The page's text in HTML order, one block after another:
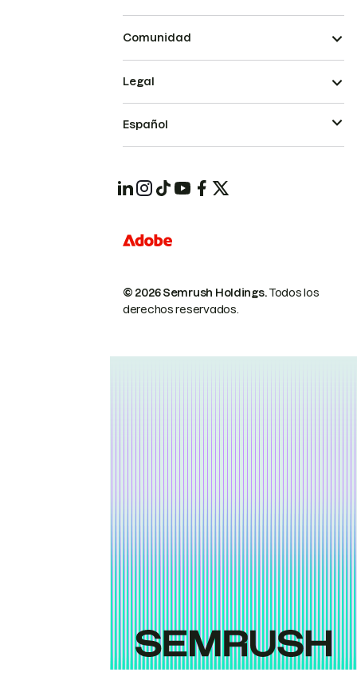
Comunidad
© 2026 Semrush Holdings.Todos los
derechos reservados.
Legal
Español